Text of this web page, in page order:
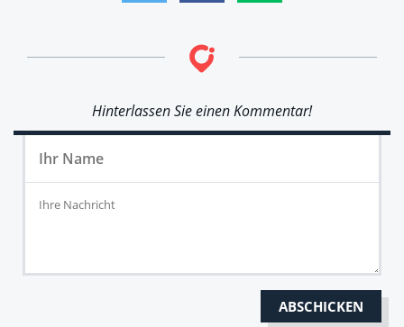
Hinterlassen Sie einen Kommentar!